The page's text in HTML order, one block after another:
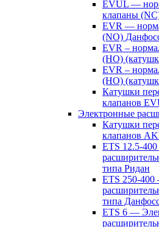
EVUL —
клапаны
EVR —
(NO)
EVR –
(НО)
EVR –
(НО)
Катушки
клапанов
Электронные
Катушки
клапанов
ETS 12.5-
типа Ридан
ETS 250-
типа
ETS 6 —